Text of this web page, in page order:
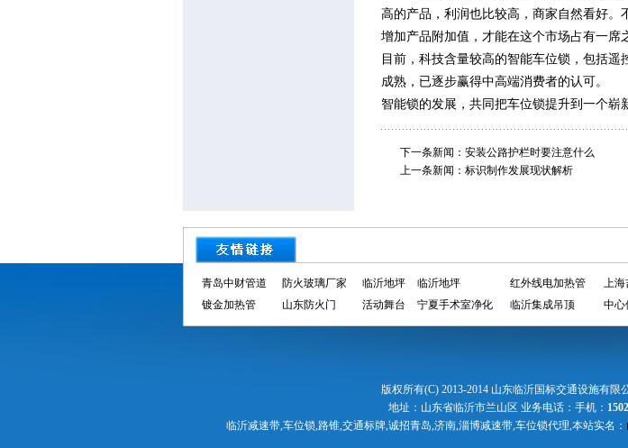
高的产品，利润也比较高，商家自然看好。
增加产品附加值，才能在这个市场占有一席
目前，科技含量较高的智能车位锁，包括
成熟，已逐步赢得中高端消费者的认可。
智能锁的发展，共同把车位锁提升到一个崭
下一条新闻： 安装公路护栏时要注意什么
上一条新闻： 标识制作发展现状解析
青岛中财管道 防火玻璃厂家 临沂地坪 临沂地坪 红外线电加热管 上海
镀金加热管
山东防火门 活动舞台 宁夏手术室净化 临沂集成吊顶 中心
版权所有(C) 2013-2014 山东临沂国标交通设施有限
地址：山东省临沂市兰山区 业务电话：手机：
临沂减速带,车位锁,路锥,交通标牌,诚招青岛,济南,淄博减速带,车位锁代理,本站实名：